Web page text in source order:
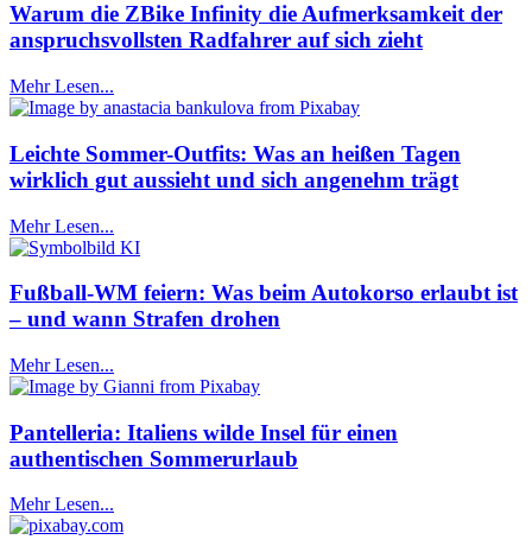
Warum die ZBike Infinity die Aufmerksamkeit der
anspruchsvollsten Radfahrer auf sich zieht
Mehr Lesen...
Leichte Sommer-Outfits: Was an heißen Tagen
wirklich gut aussieht und sich angenehm trägt
Mehr Lesen...
Fußball-WM feiern: Was beim Autokorso erlaubt ist
– und wann Strafen drohen
Mehr Lesen...
Pantelleria: Italiens wilde Insel für einen
authentischen Sommerurlaub
Mehr Lesen...